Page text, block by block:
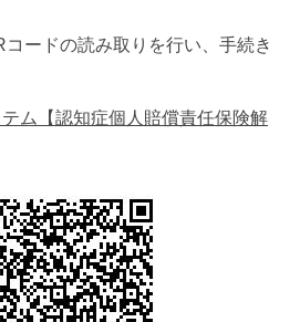
ードの読み取りを行い、手続き
ム【認知症個人賠償責任保険解